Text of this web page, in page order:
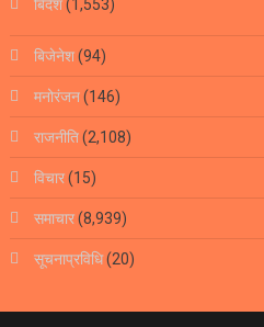
बिदेश(1,553)
बिजेनेश(94)
मनोरंजन(146)
राजनीति(2,108)
विचार(15)
समाचार(8,939)
सूचनाप्रविधि(20)